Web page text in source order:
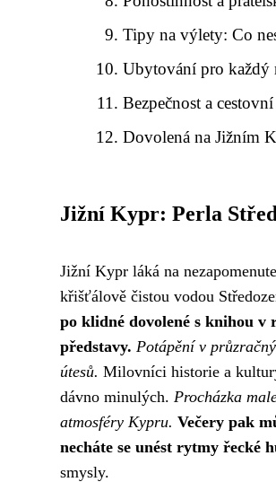
Tipy na výlety: Co
Ubytování pro každý
Bezpečnost a
Dovolená na Jižním
Jižní Kypr: Perla
Jižní Kypr láká na
křišťálově čistou vodou
po klidné dovolené s knihou
představy. Potápění v
útesů. Milovníci historie a
dávno minulých. Procházka
atmosféry Kypru. Večery pak
necháte se unést rytmy řecké
smysly.